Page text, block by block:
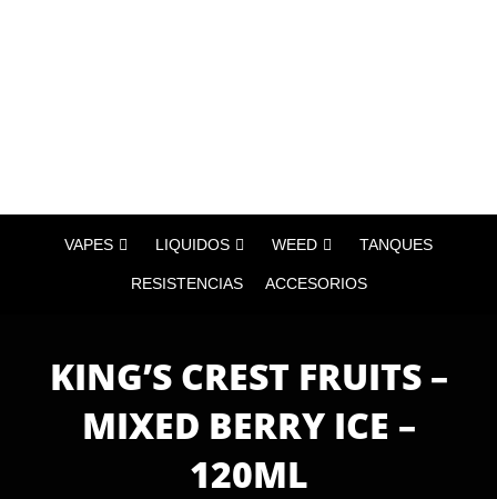
VAPES LIQUIDOS WEED TANQUES
RESISTENCIAS ACCESORIOS
KING’S CREST FRUITS –
MIXED BERRY ICE –
120ML